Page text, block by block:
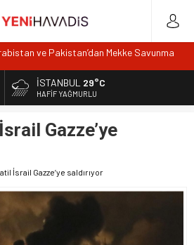
ve Pakistan’dan Mekke Savunma
Başlıyor, Nerede Bitiyor?
Mİ ÖDETİYORLAR?
kullanılan uygulamaları SGK hizmetleri
İSTANBUL 29°C
HAFIF YAĞMURLU
Gazze’ye
İsrail Gazze’ye saldırıyor